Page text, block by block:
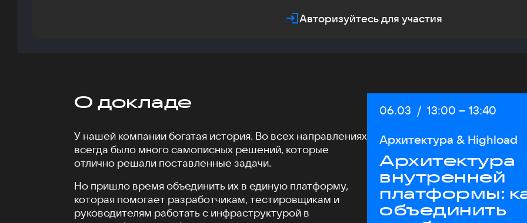
Авторизуйтесь для участия
О докладе
У нашей компании богатая история. Во всех направлениях
всегда было много самописных решений, которые
отлично решали поставленные задачи.
Но пришло время объединить их в единую платформу,
которая помогает разработчикам, тестировщикам и
руководителям работать с инфраструктурой в
Дата:
06.03 / Начало:
13:00 – Конец:
13:40
Архитектура & Highload
Архитектура
внутренней
платформы:
объединить